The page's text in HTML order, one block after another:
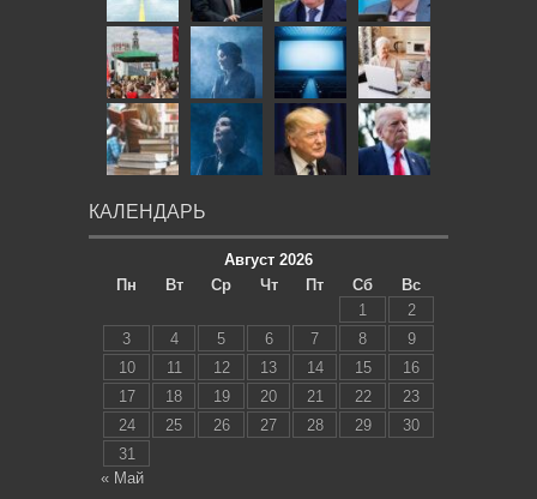
КАЛЕНДАРЬ
Август 2026
Пн
Вт Ср Чт Пт Сб
Вс
1
2
3
4 5 6 7 8
9
10
11 12 13 14 15
16
17
18 19 20 21 22
23
24
25 26 27 28 29
30
31
« Май